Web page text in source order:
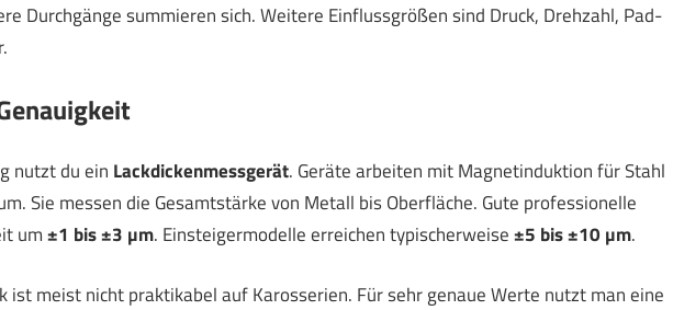
Durchgänge summieren sich. Weitere Einflussgrößen sind Druck, Drehzahl, Pad-
nutzt du ein Lackdickenmessgerät. Geräte arbeiten mit Magnetinduktion für Stahl
Sie messen die Gesamtstärke von Metall bis Oberfläche. Gute professionelle
um±1 bis ±3 µm. Einsteigermodelle erreichen typischerweise±5 bis ±10 µm.
ist meist nicht praktikabel auf Karosserien. Für sehr genaue Werte nutzt man eine